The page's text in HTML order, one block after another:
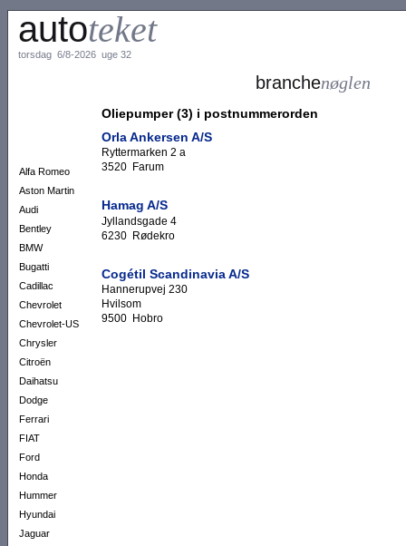
autoteket
torsdag 6/8-2026 uge 32
Alfa Romeo
Aston Martin
Audi
Bentley
BMW
Bugatti
Cadillac
Chevrolet
Chevrolet-US
Chrysler
Citroën
Daihatsu
Dodge
Ferrari
FIAT
Ford
Honda
Hummer
Hyundai
Jaguar
branchenøglen
Oliepumper (3) i postnummerorden
Orla Ankersen A/S
Ryttermarken 2 a
3520 Farum
Hamag A/S
Jyllandsgade 4
6230 Rødekro
Cogétil Scandinavia A/S
Hannerupvej 230
Hvilsom
9500 Hobro